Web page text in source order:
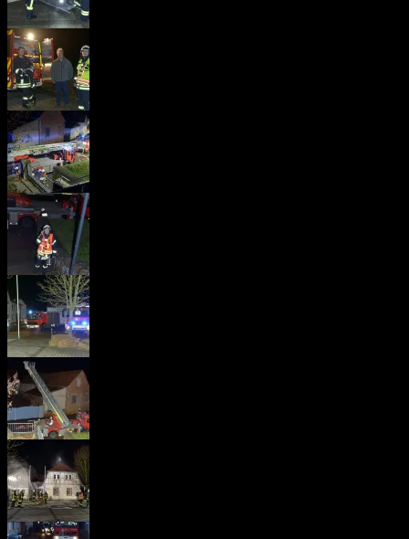
IMG-
20161117-
WA0022
IMG-
20161117-
WA0021
IMG-
20161117-
WA0020
IMG-
20161117-
WA0019
IMG-
20161117-
WA0018
IMG-
20161117-
WA0017
IMG-